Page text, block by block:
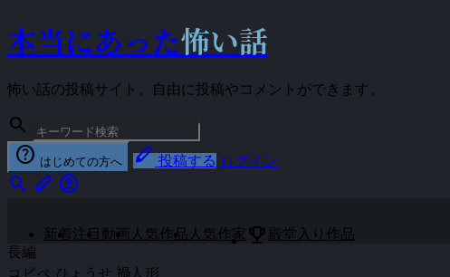
本当にあった怖い話
怖い話の投稿サイト。自由に投稿やコメントができます。
search
help はじめての方へ stylus 投稿する ログイン
search stylus account_circle
新着 注目 動画 人気作品 人気作家 emoji_events 殿堂入り作品
長編
コピペ ひょうせ 禍人形